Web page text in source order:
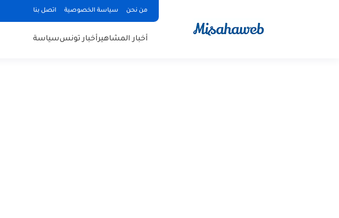
من نحن سياسة الخصوصية اتصل بنا
أخبار المشاهيرأخبار تونسسياسة